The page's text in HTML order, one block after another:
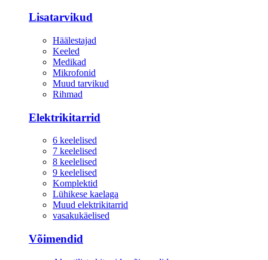
Lisatarvikud
Häälestajad
Keeled
Medikad
Mikrofonid
Muud tarvikud
Rihmad
Elektrikitarrid
6 keelelised
7 keelelised
8 keelelised
9 keelelised
Komplektid
Lühikese kaelaga
Muud elektrikitarrid
vasakukäelised
Võimendid